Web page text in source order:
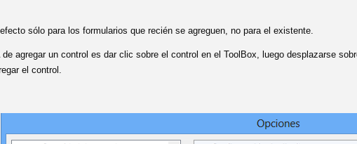
sólo para los formularios que recién se agreguen, no para el existente.
de agregar un control es dar clic sobre el control en el ToolBox, luego desplazarse
el control.